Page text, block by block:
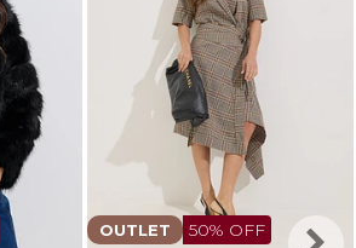
OUTLET 50% OFF